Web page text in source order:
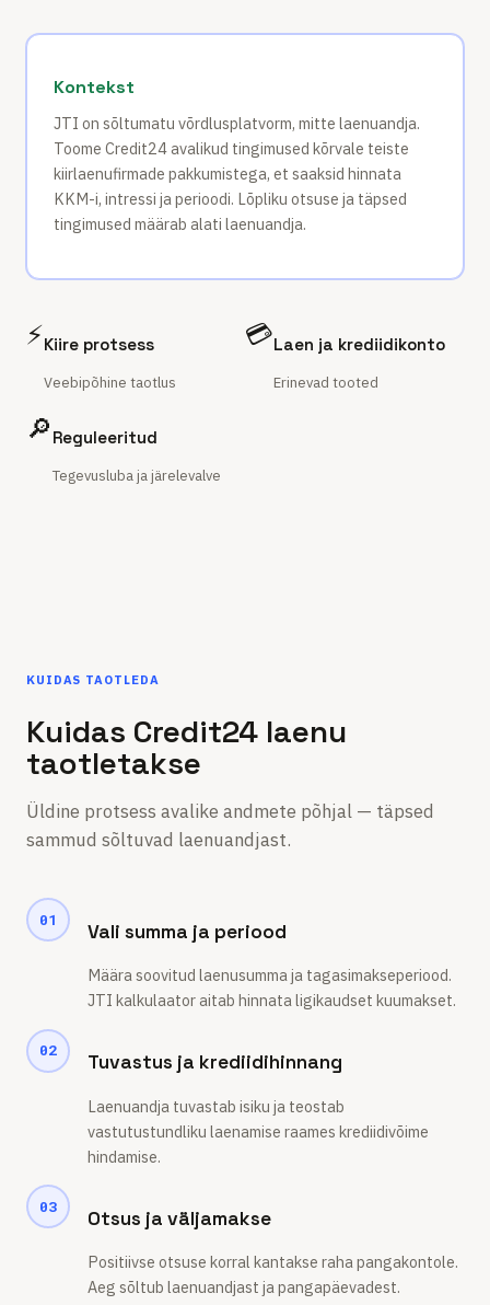
Kontekst
JTI on sõltumatu võrdlusplatvorm, mitte laenuandja.
Toome Credit24 avalikud tingimused kõrvale teiste
kiirlaenufirmade pakkumistega, et saaksid hinnata
KKM-i, intressi ja perioodi. Lõpliku otsuse ja täpsed
tingimused määrab alati laenuandja.
⚡Kiire protsess
Veebipõhine taotlus
💳Laen ja krediidikonto
Erinevad tooted
🔎 Reguleeritud
Tegevusluba ja järelevalve
KUIDAS TAOTLEDA
Kuidas Credit24 laenu
taotletakse
Üldine protsess avalike andmete põhjal — täpsed
sammud sõltuvad laenuandjast.
01
Vali summa ja periood
Määra soovitud laenusumma ja tagasimakseperiood.
JTI kalkulaator aitab hinnata ligikaudset kuumakset.
02
Tuvastus ja krediidihinnang
Laenuandja tuvastab isiku ja teostab
vastutustundliku laenamise raames krediidivõime
hindamise.
03
Otsus ja väljamakse
Positiivse otsuse korral kantakse raha pangakontole.
Aeg sõltub laenuandjast ja pangapäevadest.